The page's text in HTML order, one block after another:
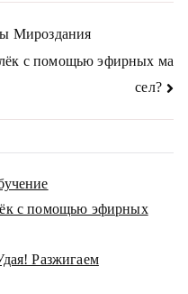
Мироздания
с помощью эфирных ма
сел?
с помощью эфирных
Разжигаем